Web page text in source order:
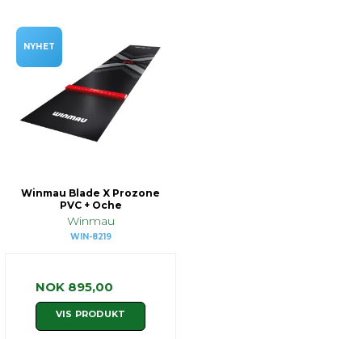
NYHET
Winmau Blade X Prozone
PVC + Oche
Winmau
WIN-8219
NOK 895,00
VIS PRODUKT